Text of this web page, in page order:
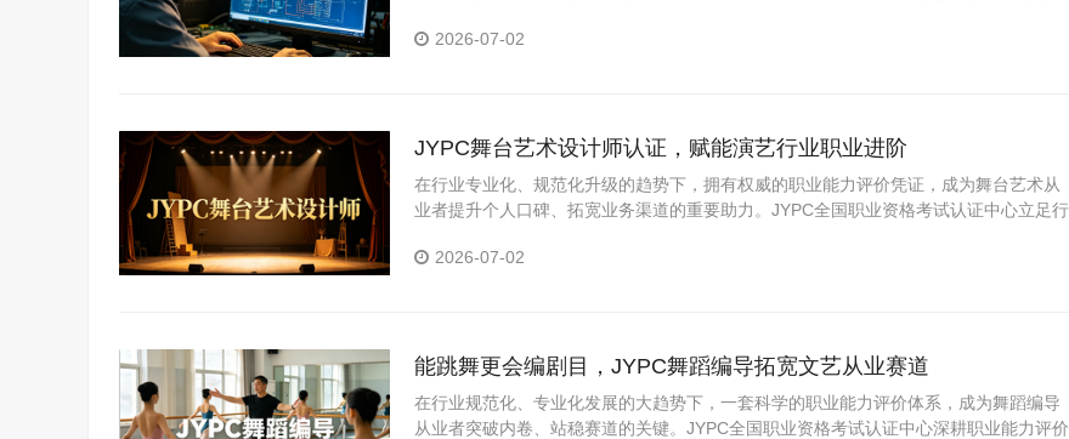
2026-07-02
JYPC舞台艺术设计师认证，赋能演艺行业职业进阶
在行业专业化、规范化升级的趋势下，拥有权威的职业能力评价凭证，成为舞台艺术从
业者提升个人口碑、拓宽业务渠道的重要助力。JYPC全国职业资格考试认证中心立足行
化评价体系，为行业人才提供标准化的能力佐证。
2026-07-02
能跳舞更会编剧目，JYPC舞蹈编导拓宽文艺从业赛道
在行业规范化、专业化发展的大趋势下，一套科学的职业能力评价体系，成为舞蹈编导
从业者突破内卷、站稳赛道的关键。JYPC全国职业资格考试认证中心深耕职业能力评价